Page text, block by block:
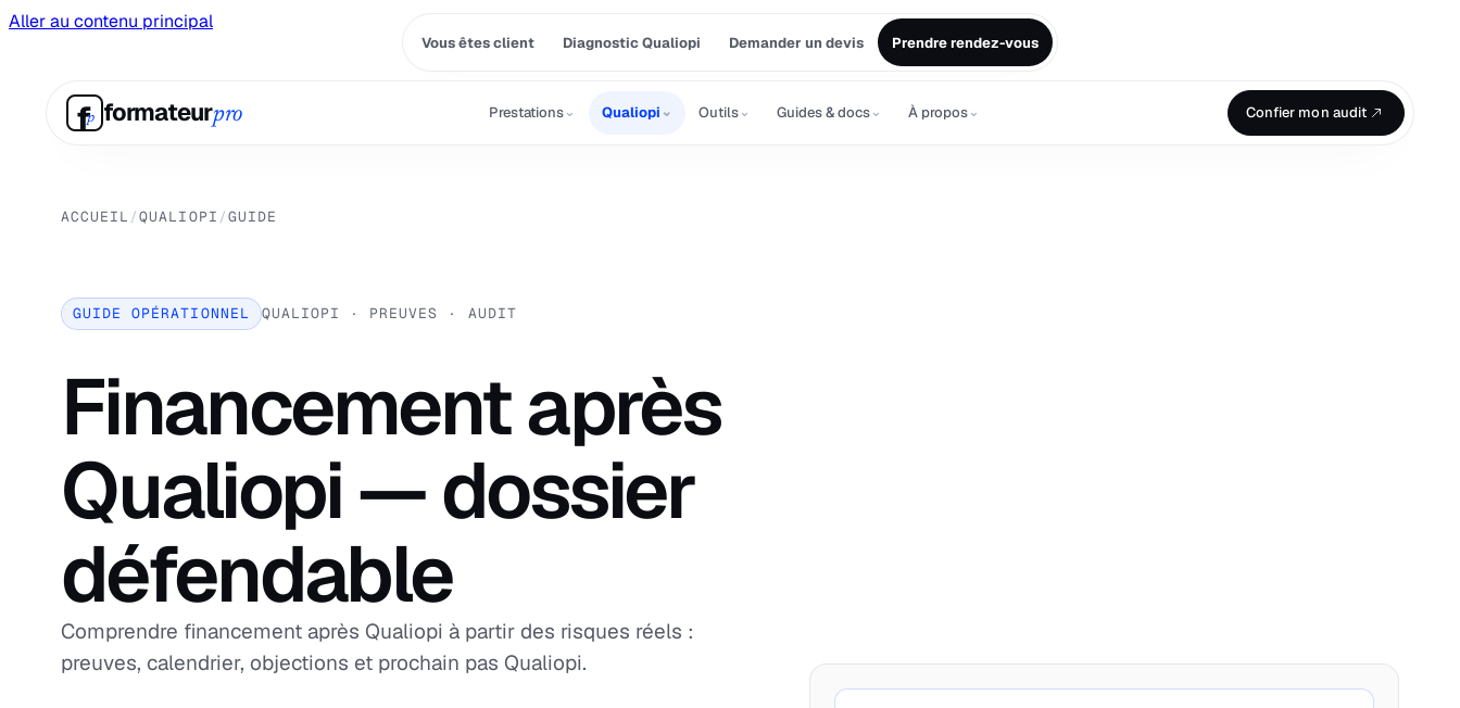
Aller au contenu principal
Vous êtes client Diagnostic Qualiopi Demander un devis Prendre rendez-vous
fp formateurpro Prestations⌄ Qualiopi ⌄ Outils⌄ Guides & docs⌄ À propos⌄ Confier mon audit
ACCUEIL /QUALIOPI /GUIDE
GUIDE OPÉRATIONNEL QUALIOPI · PREUVES · AUDIT
Financement après
Qualiopi — dossier
défendable
Comprendre financement après Qualiopi à partir des risques réels :
preuves, calendrier, objections et prochain pas Qualiopi.